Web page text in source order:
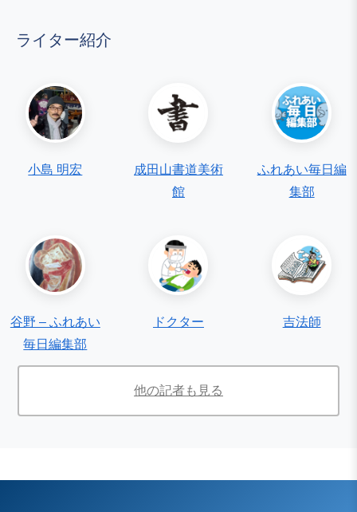
ライター紹介
小島 明宏
成田山書道美術
館
ふれあい毎日編
集部
谷野 – ふれあい
毎日編集部
ドクター 吉法師
他の記者も見る